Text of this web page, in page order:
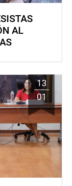
AL
13
01